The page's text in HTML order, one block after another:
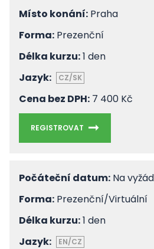
Místo konání: Praha
Forma: Prezenční
Délka kurzu:1 den
Jazyk:
CZ/SK
Cena bez DPH: 7 400 Kč
REGISTROVAT
Počáteční datum: Na
Forma: Prezenční/Virtuální
Délka kurzu:1 den
Jazyk:
EN/CZ